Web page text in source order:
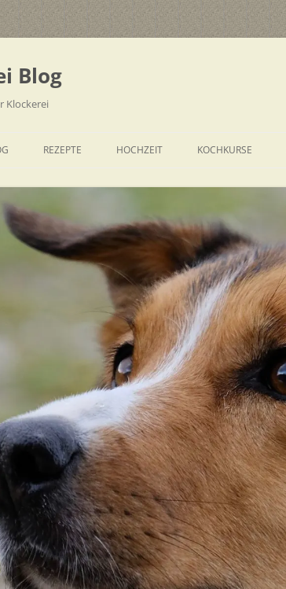
Blog
Klockerei
REZEPTE
EINFACH
HOCHZEIT KOCHKURSE